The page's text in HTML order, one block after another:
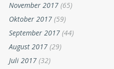
November 2017 (65)
Oktober 2017 (59)
September 2017 (44)
August 2017 (29)
Juli 2017 (32)